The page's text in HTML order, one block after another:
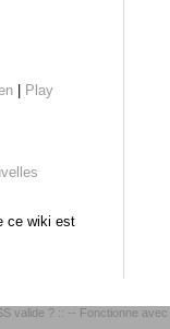
|
Play
ce wiki est
valide ? :: -- Fonctionne avec